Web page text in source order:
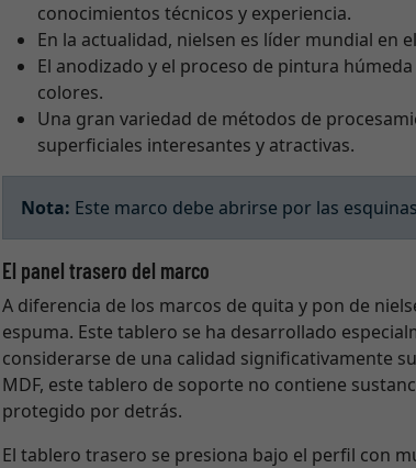
conocimientos técnicos y experiencia.
En la actualidad, nielsen es líder mundial en
El anodizado y el proceso de pintura
colores.
Una gran variedad de métodos de
superficiales interesantes y atractivas.
Nota: Este marco debe abrirse por las
El panel trasero del marco
A diferencia de los marcos de quita y pon de
espuma. Este tablero se ha desarrollado
considerarse de una calidad significativamente
MDF, este tablero de soporte no contiene
protegido por detrás.
El tablero trasero se presiona bajo el perfil con